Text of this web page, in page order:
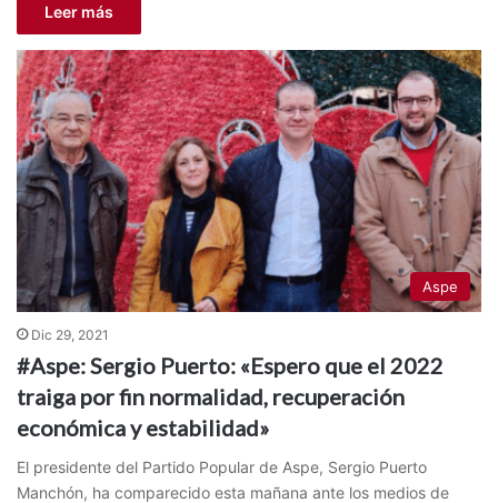
Leer más
Aspe
Dic 29, 2021
#Aspe: Sergio Puerto: «Espero que el 2022
traiga por fin normalidad, recuperación
económica y estabilidad»
El presidente del Partido Popular de Aspe, Sergio Puerto
Manchón, ha comparecido esta mañana ante los medios de